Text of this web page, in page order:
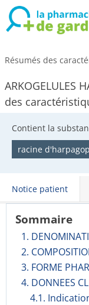
Résumés des
ARKOGELULES
des
Contient la
racine
Notice patient
Sommaire
1.
2.
3. FORME
4. DONNEES
4.1.